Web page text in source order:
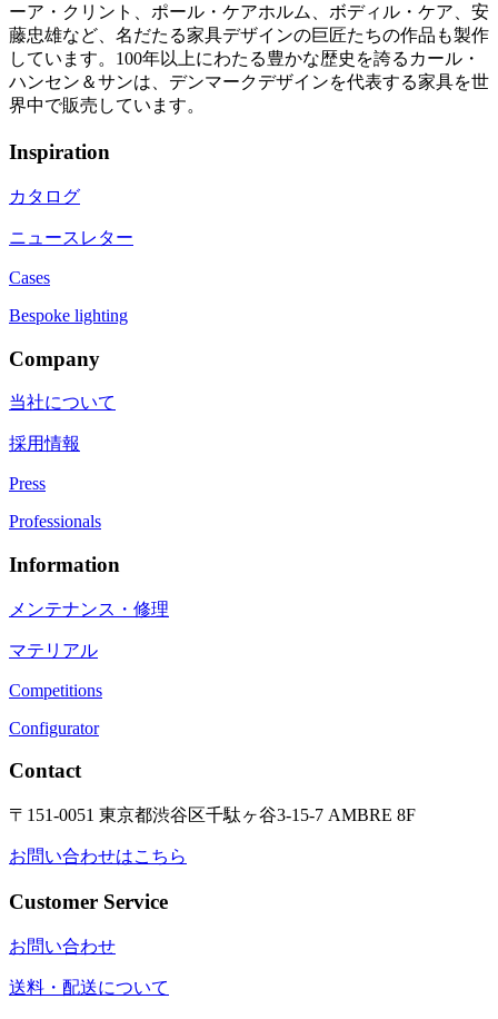
ーア・クリント、ポール・ケアホルム、ボディル・ケア、安
藤忠雄など、名だたる家具デザインの巨匠たちの作品も製作
しています。100年以上にわたる豊かな歴史を誇るカール・
ハンセン＆サンは、デンマークデザインを代表する家具を世
界中で販売しています。
Inspiration
カタログ
ニュースレター
Cases
Bespoke lighting
Company
当社について
採用情報
Press
Professionals
Information
メンテナンス・修理
マテリアル
Competitions
Configurator
Contact
〒151-0051 東京都渋谷区千駄ヶ谷3-15-7 AMBRE 8F
お問い合わせはこちら
Customer Service
お問い合わせ
送料・配送について